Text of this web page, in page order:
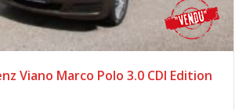
Viano Marco Polo 3.0 CDI Edition